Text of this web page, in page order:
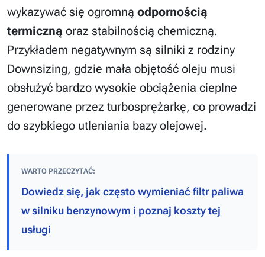
wykazywać się ogromną odpornością
termiczną oraz stabilnością chemiczną.
Przykładem negatywnym są silniki z rodziny
Downsizing, gdzie mała objętość oleju musi
obsłużyć bardzo wysokie obciążenia cieplne
generowane przez turbosprężarkę, co prowadzi
do szybkiego utleniania bazy olejowej.
WARTO PRZECZYTAĆ:
Dowiedz się, jak często wymieniać filtr paliwa
w silniku benzynowym i poznaj koszty tej
usługi